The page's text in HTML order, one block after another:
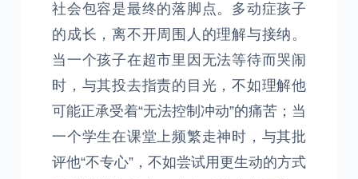
社会包容是最终的落脚点。多动症孩子
的成长，离不开周围人的理解与接纳。
当一个孩子在超市里因无法等待而哭闹
时，与其投去指责的目光，不如理解他
可能正承受着“无法控制冲动”的痛苦；当
一个学生在课堂上频繁走神时，与其批
评他“不专心”，不如尝试用更生动的方式